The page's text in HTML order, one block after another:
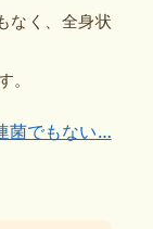
なく、全身状
。
菌でもない…